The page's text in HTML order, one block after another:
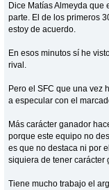
Dice Matías Almeyda que
parte. El de los primeros
estoy de acuerdo.
En esos minutos sí he
rival.
Pero el SFC que una vez
a especular con el
Más carácter ganador
porque este equipo no
es que no destaca ni por
siquiera de tener carácter
Tiene mucho trabajo el